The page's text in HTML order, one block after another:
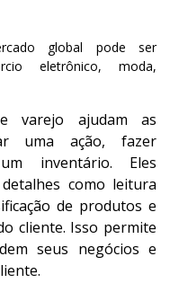
global pode ser
eletrônico, moda,
varejo ajudam as
uma ação, fazer
inventário. Eles
como leitura
de produtos e
cliente. Isso permite
seus negócios e